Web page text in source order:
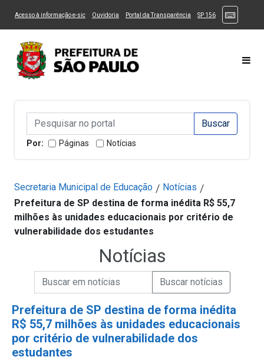
Ir ao Conteúdo Ir para menu principal Ir para busca 3
Alternar Alto Contraste
Acesso à informação e-sic(Link para um novo sítio)
Ouvidoria (Link para um novo sítio)
Portal da Transparência (Link para um novo sítio)
SP 156(Link para um
Campo de Busca de informações
Campo de Busca de informações Enviar a Busca
Por: Páginas Notícias
Secretaria Municipal de Educação / Notícias /
Prefeitura de SP destina de forma inédita R$ 55,7
milhões às unidades educacionais por critério de
vulnerabilidade dos estudantes
Notícias
Campo de Busca de Notícias
Campo de Busca de informaçõesEnviar a Busca de Notícias
Prefeitura de SP destina de forma inédita
R$ 55,7 milhões às unidades educacionais
por critério de vulnerabilidade dos
estudantes